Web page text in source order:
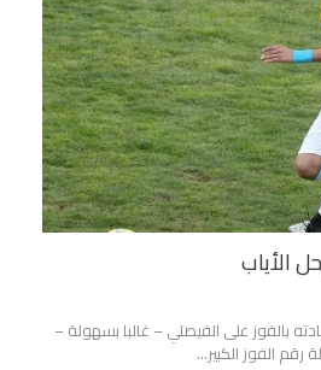
الأياب
بالفوز على الفيصلي – غالبا بسهولة –
رقم الفوز الكبير…